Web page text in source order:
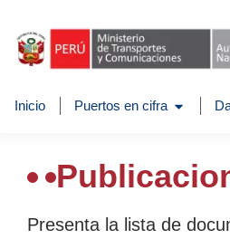
Inicio Puertos en cifra
Presenta la lista de